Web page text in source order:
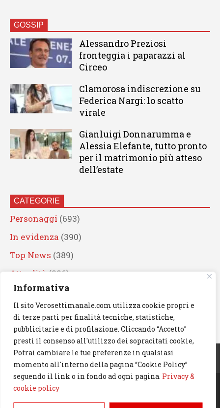
Informativa
Il sito Verosettimanale.com utilizza cookie propri e
di terze parti per finalità tecniche, statistiche,
pubblicitarie e di profilazione. Cliccando “Accetto”
presti il consenso all'utilizzo dei sopracitati cookie,
Potrai cambiare le tue preferenze in qualsiasi
momento all'interno della pagina “Cookie Policy”
seguendo il link o in fondo ad ogni pagina. Privacy &
cookie policy
GOSSIP
Alessandro Preziosi
fronteggia i paparazzi al
Circeo
Clamorosa indiscrezione su
Federica Nargi: lo scatto
virale
Gianluigi Donnarumma e
Alessia Elefante, tutto pronto
per il matrimonio più atteso
dell’estate
CATEGORIE
Personaggi (693)
In evidenza (390)
Top News (389)
Attualità (336)
Eventi(330)
Artisti (241)
News(239)
Cerca
© 2023 Verosettimanale.com. All rights reserved.